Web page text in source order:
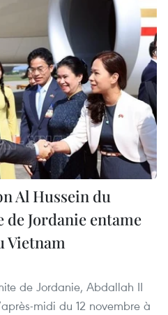
Al Hussein du
Jordanie entame
Vietnam
de Jordanie, Abdallah II
midi du 12 novembre à